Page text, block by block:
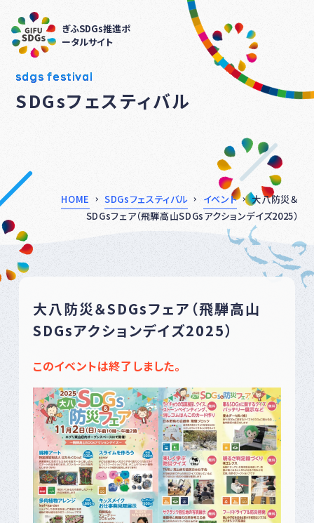
ぎふSDGs推進ポ
ータルサイト
sdgs festival
SDGsフェスティバル
HOME SDGsフェスティバル イベント
大八防災＆
SDGsフェア（飛騨高山SDGsアクションデイズ2025）
大八防災＆SDGsフェア（飛騨高山
SDGsアクションデイズ2025）
このイベントは終了しました。